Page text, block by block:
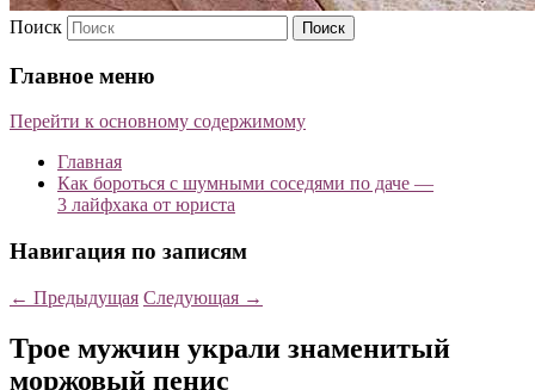
Поиск
Главное меню
Перейти к основному содержимому
Главная
Как бороться с шумными соседями по даче —
3 лайфхака от юриста
Навигация по записям
← Предыдущая Следующая →
Трое мужчин украли знаменитый
моржовый пенис